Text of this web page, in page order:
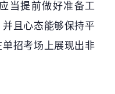
当提前做好准备工
且心态能够保持平
招考场上展现出非